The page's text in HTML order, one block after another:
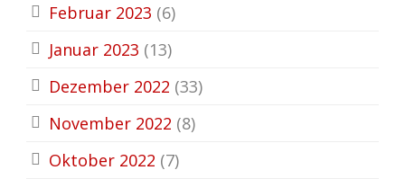
Februar 2023 (6)
Januar 2023 (13)
Dezember 2022 (33)
November 2022 (8)
Oktober 2022 (7)